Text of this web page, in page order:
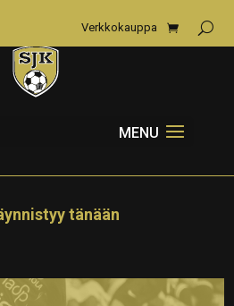
Verkkokauppa
tänään